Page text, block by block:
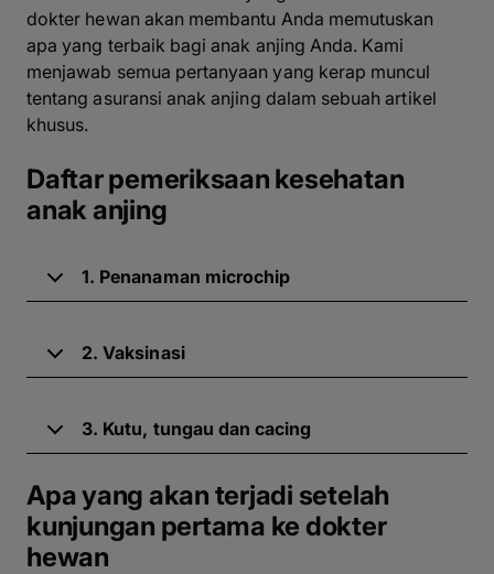
dokter hewan akan membantu Anda memutuskan
apa yang terbaik bagi anak anjing Anda. Kami
menjawab semua pertanyaan yang kerap muncul
tentang asuransi anak anjing dalam sebuah artikel
khusus.
Daftar pemeriksaan kesehatan
anak anjing
1. Penanaman microchip
2. Vaksinasi
3. Kutu, tungau dan cacing
Apa yang akan terjadi setelah
kunjungan pertama ke dokter
hewan